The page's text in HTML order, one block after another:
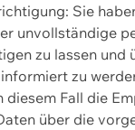
Sie
unvollständige
zu lassen und
zu
diesem Fall die
über die